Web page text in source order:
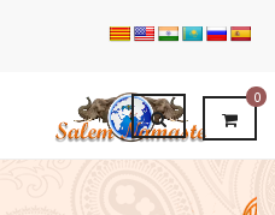
0